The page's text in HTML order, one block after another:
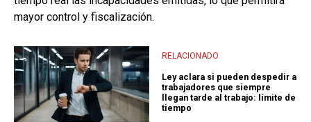
mayor control y fiscalización.
RELACIONADO
Ley aclara si pueden despedir a
trabajadores que siempre
llegan tarde al trabajo: límite de
tiempo